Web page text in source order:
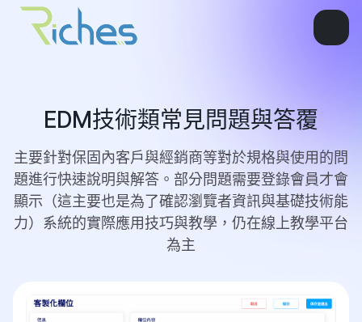
EDM技術類常見問題與答覆
主要針對保固內客戶與經銷商等對於規格與使用的問
題進行快速說明與解答。部分問題需要登錄會員才會
顯示（這主要也是為了確認瀏覽者資訊與基礎技術能
力）系統的實際應用技巧與教學，仍在線上教學平台
為主